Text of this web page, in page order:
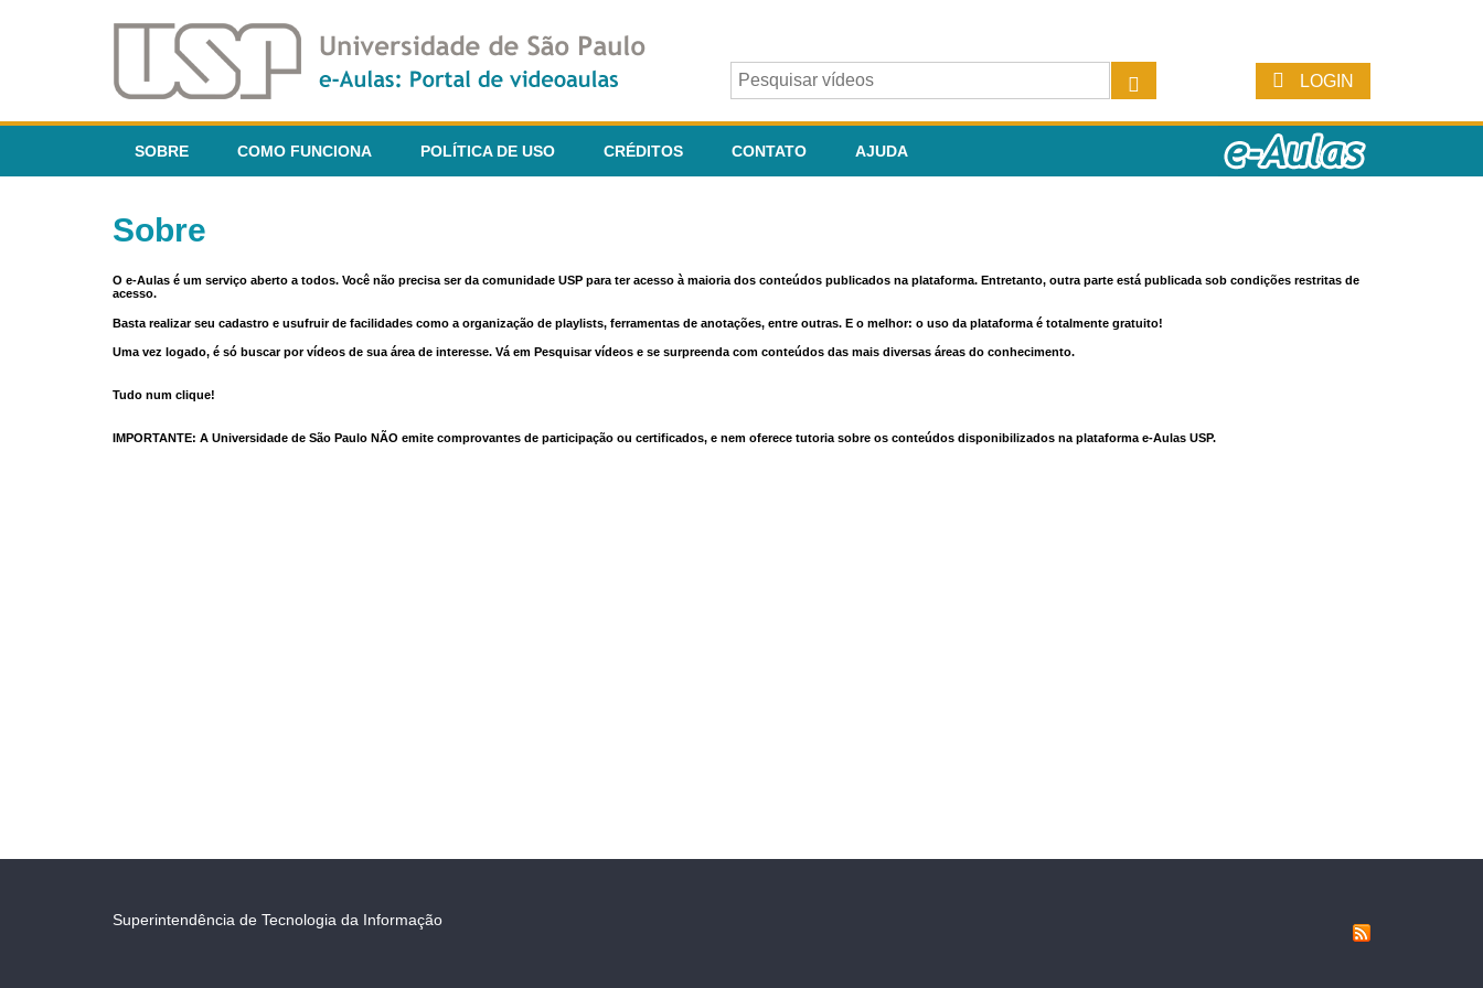
LOGIN
SOBRE COMO FUNCIONA POLÍTICA DE USO CRÉDITOS CONTATO AJUDA
Sobre
O e-Aulas é um serviço aberto a todos. Você não precisa ser da comunidade USP para ter acesso à maioria dos conteúdos publicados na plataforma. Entretanto, outra parte está publicada sob condições restritas de
acesso.
Basta realizar seu cadastro e usufruir de facilidades como a organização de playlists, ferramentas de anotações, entre outras. E o melhor: o uso da plataforma é totalmente gratuito!
Uma vez logado, é só buscar por vídeos de sua área de interesse. Vá em Pesquisar vídeos e se surpreenda com conteúdos das mais diversas áreas do conhecimento.
Tudo num clique!
IMPORTANTE: A Universidade de São Paulo NÃO emite comprovantes de participação ou certificados, e nem oferece tutoria sobre os conteúdos disponibilizados na plataforma e-Aulas USP.
Superintendência de Tecnologia da Informação